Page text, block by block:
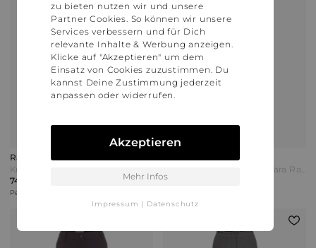
Raffaello Rossi
74,95 €
Peter Hahn | Versand: 6,00 €
179,95 €
zu bieten nutzen wir und unsere
Partner Cookies. So können wir unsere
Services verbessern und für Dich
relevante Inhalte & Werbung anzeigen.
Klicke auf "Akzeptieren" um dem
Einsatz von Cookies zuzustimmen. Du
kannst Deine Zustimmung jederzeit
anpassen oder widerrufen.
Akzeptieren
Mehr Infos
Impressum | Datenschutz